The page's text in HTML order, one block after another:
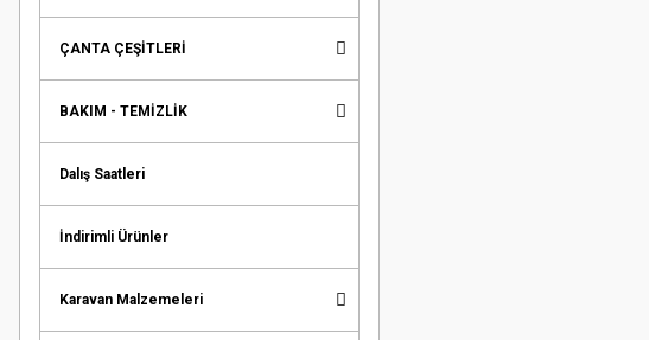
ÇANTA ÇEŞİTLERİ
BAKIM - TEMİZLİK
Dalış Saatleri
İndirimli Ürünler
Karavan Malzemeleri